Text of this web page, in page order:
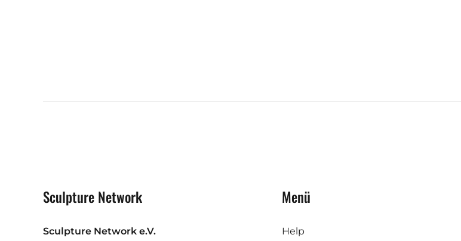
Sculpture Network
Sculpture Network e.V.
Menü
Help